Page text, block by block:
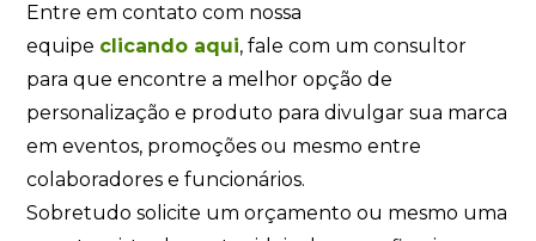
Entre em contato com nossa
equipe clicando aqui, fale com um consultor
para que encontre a melhor opção de
personalização e produto para divulgar sua marca
em eventos, promoções ou mesmo entre
colaboradores e funcionários.
Sobretudo solicite um orçamento ou mesmo uma